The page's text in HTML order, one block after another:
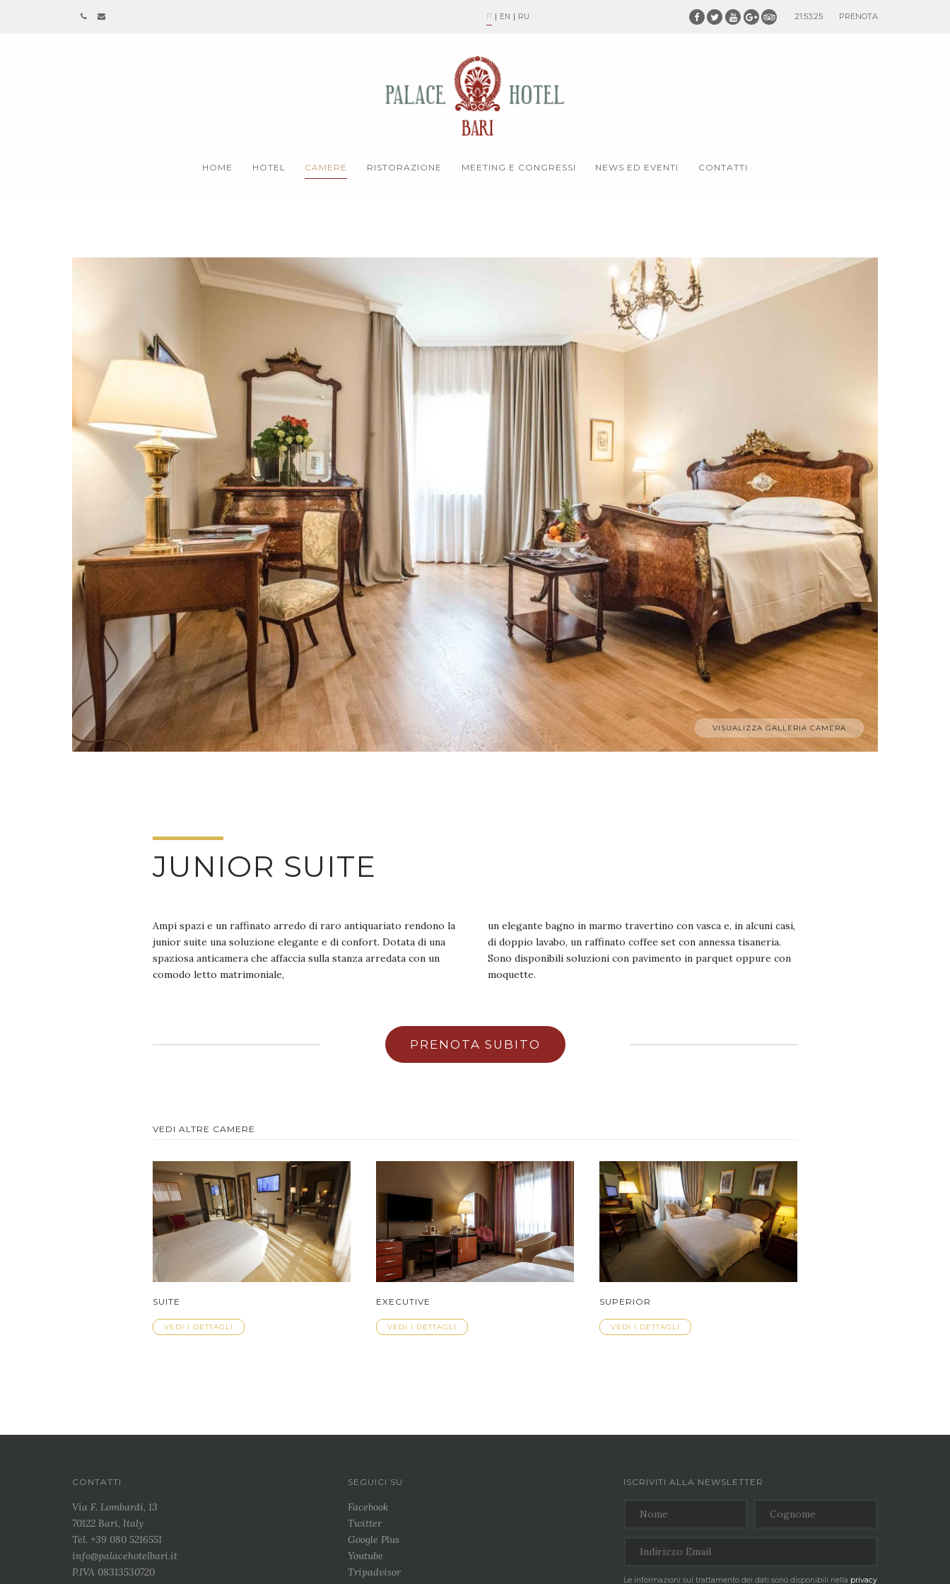
IT EN RU 21:53:26 PRENOTA
HOME HOTEL CAMERE RISTORAZIONE MEETING E CONGRESSI NEWS ED EVENTI CONTATTI
VISUALIZZA GALLERIA CAMERA
JUNIOR SUITE
Ampi spazi e un raffinato arredo di raro antiquariato rendono la
junior suite una soluzione elegante e di confort. Dotata di una
spaziosa anticamera che affaccia sulla stanza arredata con un
comodo letto matrimoniale,
un elegante bagno in marmo travertino con vasca e, in alcuni casi,
di doppio lavabo, un raffinato coffee set con annessa tisaneria.
Sono disponibili soluzioni con pavimento in parquet oppure con
moquette.
PRENOTA SUBITO
VEDI ALTRE CAMERE
SUITE
VEDI I DETTAGLI
EXECUTIVE
VEDI I DETTAGLI
SUPERIOR
VEDI I DETTAGLI
CONTATTI
Via F. Lombardi, 13
70122 Bari, Italy
Tel. +39 080 5216551
info@palacehotelbari.it
P.IVA 08313530720
SEGUICI SU
Facebook
Twitter
Google Plus
Youtube
Tripadvisor
ISCRIVITI ALLA NEWSLETTER
Le informazioni sul trattamento dei dati sono disponibili nella privacy